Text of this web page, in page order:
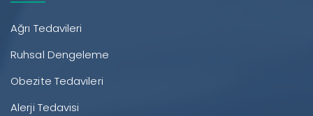
Ağrı Tedavileri
Ruhsal Dengeleme
Obezite Tedavileri
Alerji Tedavisi